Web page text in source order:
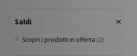
Saldi
Scopri i prodotti in offerta (2)